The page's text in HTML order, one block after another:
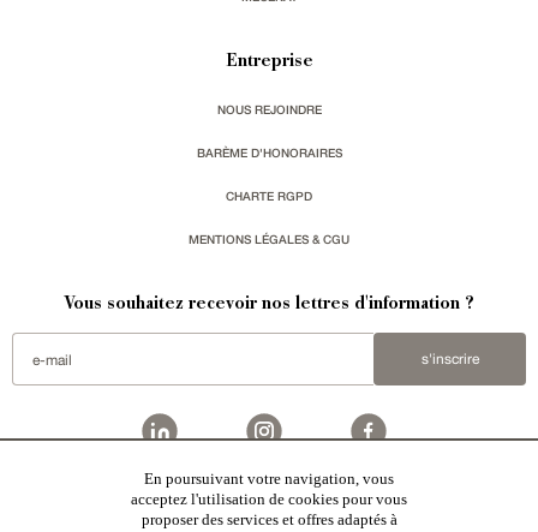
Entreprise
NOUS REJOINDRE
BARÈME D'HONORAIRES
CHARTE RGPD
MENTIONS LÉGALES & CGU
Vous souhaitez recevoir nos lettres d'information ?
s'inscrire
Patrice Besse est une agence immobilière basée à Paris, ayant créé un réseau national spécialisé
dans la vente de bâtiments de caractère:
demeures & maisons
appartements,Architecture du 20ème S.,monuments historiques
En poursuivant votre navigation, vous
acceptez l'utilisation de cookies pour vous
proposer des services et offres adaptés à